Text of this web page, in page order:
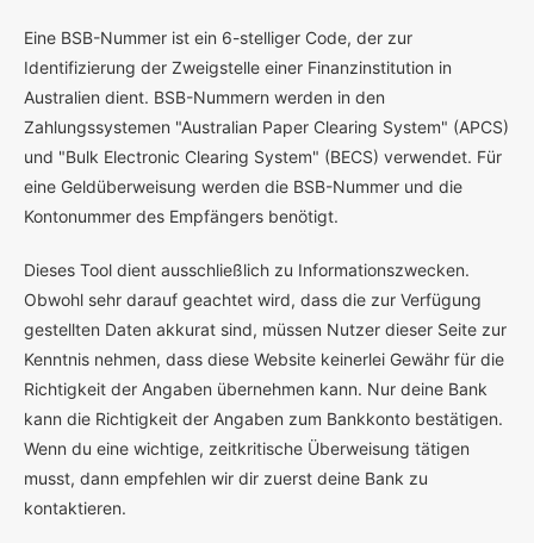
Eine BSB-Nummer ist ein 6-stelliger Code, der zur
Identifizierung der Zweigstelle einer Finanzinstitution in
Australien dient. BSB-Nummern werden in den
Zahlungssystemen "Australian Paper Clearing System" (APCS)
und "Bulk Electronic Clearing System" (BECS) verwendet. Für
eine Geldüberweisung werden die BSB-Nummer und die
Kontonummer des Empfängers benötigt.
Dieses Tool dient ausschließlich zu Informationszwecken.
Obwohl sehr darauf geachtet wird, dass die zur Verfügung
gestellten Daten akkurat sind, müssen Nutzer dieser Seite zur
Kenntnis nehmen, dass diese Website keinerlei Gewähr für die
Richtigkeit der Angaben übernehmen kann. Nur deine Bank
kann die Richtigkeit der Angaben zum Bankkonto bestätigen.
Wenn du eine wichtige, zeitkritische Überweisung tätigen
musst, dann empfehlen wir dir zuerst deine Bank zu
kontaktieren.